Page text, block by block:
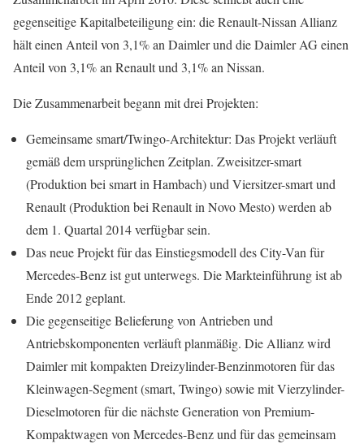
gegenseitige Kapitalbeteiligung ein: die Renault-Nissan Allianz
hält einen Anteil von 3,1% an Daimler und die Daimler AG einen
Anteil von 3,1% an Renault und 3,1% an Nissan.
Die Zusammenarbeit begann mit drei Projekten:
Gemeinsame smart/Twingo-Architektur: Das Projekt verläuft
gemäß dem ursprünglichen Zeitplan. Zweisitzer-smart
(Produktion bei smart in Hambach) und Viersitzer-smart und
Renault (Produktion bei Renault in Novo Mesto) werden ab
dem 1. Quartal 2014 verfügbar sein.
Das neue Projekt für das Einstiegsmodell des City-Van für
Mercedes-Benz ist gut unterwegs. Die Markteinführung ist ab
Ende 2012 geplant.
Die gegenseitige Belieferung von Antrieben und
Antriebskomponenten verläuft planmäßig. Die Allianz wird
Daimler mit kompakten Dreizylinder-Benzinmotoren für das
Kleinwagen-Segment (smart, Twingo) sowie mit Vierzylinder-
Dieselmotoren für die nächste Generation von Premium-
Kompaktwagen von Mercedes-Benz und für das gemeinsam